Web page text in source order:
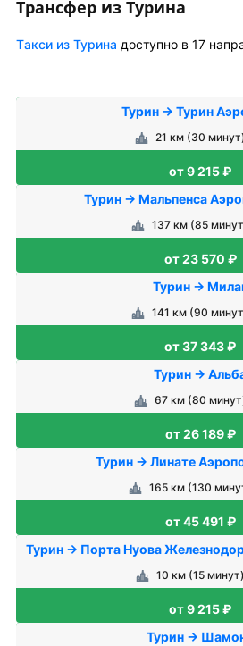
Трансфер из Турина
Tакси из Турина доступно в 17
Турин → Турин
21 км (30
от 9 215 ₽
Турин → Мальпенса
137 км (85
от 23 570 ₽
Турин →
141 км (90
от 37 343 ₽
Турин →
67 км (80
от 26 189 ₽
Турин → Линате
165 км (130
от 45 491 ₽
Турин → Порта Нуова
10 км (15 минут)
от 9 215 ₽
Турин →